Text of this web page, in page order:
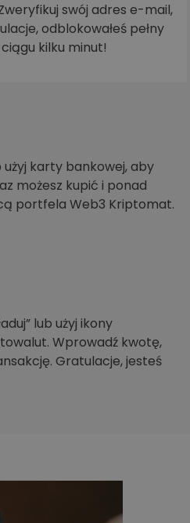
swój adres e-mail,
odblokowałeś pełny
kilku minut!
karty bankowej, aby
możesz kupić i ponad
portfela Web3 Kriptomat.
lub użyj ikony
Wprowadź kwotę,
Gratulacje, jesteś